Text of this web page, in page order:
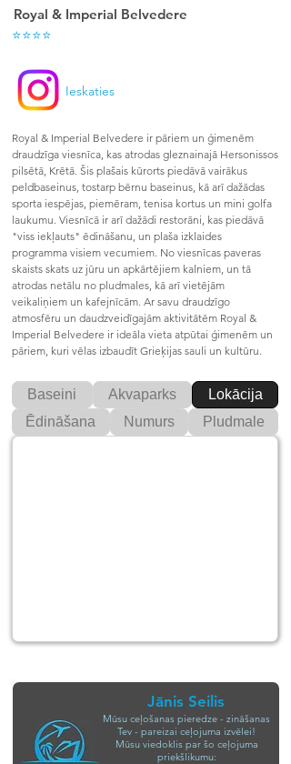
Royal & Imperial Belvedere
⭐⭐⭐⭐
Ieskaties
Royal & Imperial Belvedere ir pāriem un ģimenēm
draudzīga viesnīca, kas atrodas gleznainajā Hersonissos
pilsētā, Krētā. Šis plašais kūrorts piedāvā vairākus
peldbaseinus, tostarp bērnu baseinus, kā arī dažādas
sporta iespējas, piemēram, tenisa kortus un mini golfa
laukumu. Viesnīcā ir arī dažādi restorāni, kas piedāvā
"viss iekļauts" ēdināšanu, un plaša izklaides
programma visiem vecumiem. No viesnīcas paveras
skaists skats uz jūru un apkārtējiem kalniem, un tā
atrodas netālu no pludmales, kā arī vietējām
veikaliņiem un kafejnīcām. Ar savu draudzīgo
atmosfēru un daudzveidīgajām aktivitātēm Royal &
Imperial Belvedere ir ideāla vieta atpūtai ģimenēm un
pāriem, kuri vēlas izbaudīt Grieķijas sauli un kultūru.
Baseini Akvaparks
Lokācija
Ēdināšana
Numurs Pludmale
Jānis Seilis
Mūsu ceļošanas pieredze - zināšanas
Tev - pareizai ceļojuma izvēlei!
Mūsu viedoklis par šo ceļojuma
priekšlikumu: